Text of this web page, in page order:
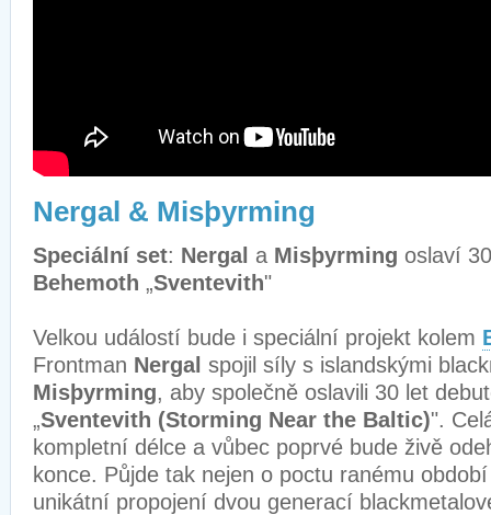
Nergal & Misþyrming
Speciální set: Nergal a Misþyrming oslaví
Behemoth „Sventevith"
Velkou událostí bude i speciální projekt kolem
Frontman Nergal spojil síly s islandskými
Misþyrming, aby společně oslavili 30 let
„Sventevith (Storming Near the Baltic)".
kompletní délce a vůbec poprvé bude živě
konce. Půjde tak nejen o poctu ranému
unikátní propojení dvou generací